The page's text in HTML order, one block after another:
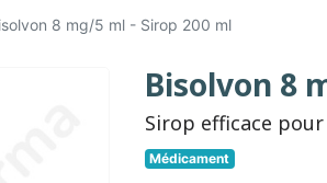
8 mg/5 ml - Sirop 200 ml
Bisolvon 8
Sirop efficace
Médicament